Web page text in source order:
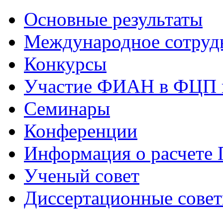
Основные результаты
Международное
Конкурсы
Участие ФИАН в ФЦП
Семинары
Конференции
Информация о
Ученый совет
Диссертационные